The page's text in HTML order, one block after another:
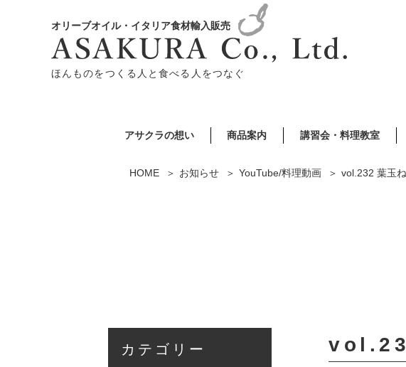
オリーブオイル・イタリア食材輸入販売
ほんものをつくる人と食べる人をつなぐ
アサクラの想い 商品案内 講習会・料理教室
HOME お知らせ YouTube/料理動画 vol.232 葉玉
カテゴリー